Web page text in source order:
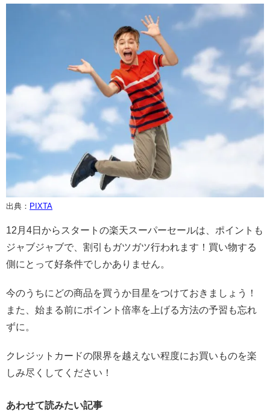
出典： PIXTA
12月4日からスタートの楽天スーパーセールは、ポイントも
ジャブジャブで、割引もガツガツ行われます！買い物する
側にとって好条件でしかありません。
今のうちにどの商品を買うか目星をつけておきましょう！
また、始まる前にポイント倍率を上げる方法の予習も忘れ
ずに。
クレジットカードの限界を越えない程度にお買いものを楽
しみ尽くしてください！
あわせて読みたい記事